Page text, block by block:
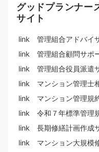
グッドプランナー
サイト
link 管理組合アドバイ
link 管理組合顧問サポ
link 管理組合役員派遣
link マンション管理士
link マンション管理規
link 令和７年標準管理
link 長期修繕計画作成
link マンション大規模